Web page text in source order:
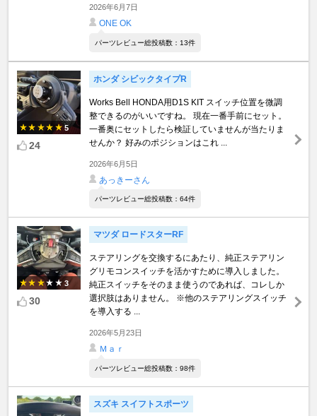
2026年6月7日
ONE OK
パーツレビュー総投稿数：13件
5
24
ホンダ シビックタイプR
Works Bell HONDA用D1S KIT スイッチ位置を微調
整できるのがいいですね。 現在一番手前にセット。
一番奥にセットしたら検証していませんが当たりま
せんか？ 好みのポジションはこれ ...
2026年6月5日
あっきーさん
パーツレビュー総投稿数：64件
3
30
マツダ ロードスターRF
ステアリングを交換するにあたり、純正ステアリン
グリモコンスイッチを活かすために導入しました。
純正スイッチをそのまま使うのであれば、コレしか
選択肢はありません。 ※他のステアリングスイッチ
を導入する ...
2026年5月23日
Ｍａｒ
パーツレビュー総投稿数：98件
スズキ スイフトスポーツ